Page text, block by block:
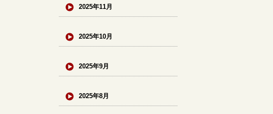
2025年11月
2025年10月
2025年9月
2025年8月